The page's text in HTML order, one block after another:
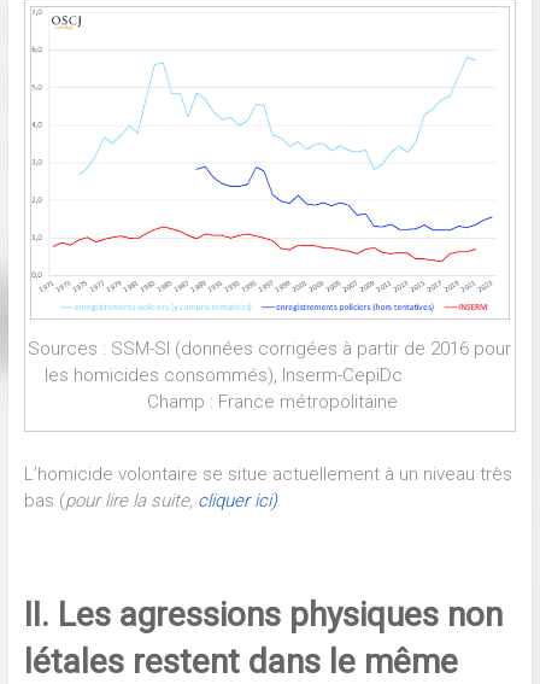
Sources : SSM-SI (données corrigées à partir de 2016 pour
les homicides consommés), Inserm-CepiDc
Champ : France métropolitaine
L’homicide volontaire se situe actuellement à un niveau très
bas (pour lire la suite, cliquer ici).
II. Les agressions physiques non
létales restent dans le même